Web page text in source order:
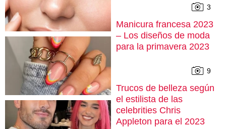
3
Manicura francesa 2023
– Los diseños de moda
para la primavera 2023
9
Trucos de belleza según
el estilista de las
celebrities Chris
Appleton para el 2023